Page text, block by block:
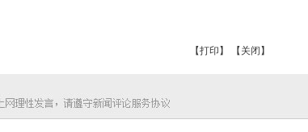
【打印】 【关闭】